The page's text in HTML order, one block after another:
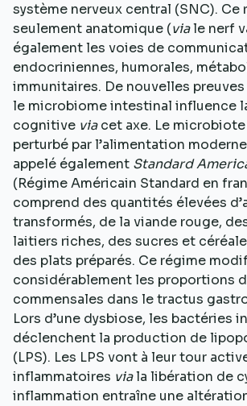
système nerveux central (SNC). Ce
seulement anatomique (viale nerf
également les voies de
endocriniennes, humorales,
immunitaires. De nouvelles
le microbiome intestinal influence
cognitive viacet axe. Le
perturbé par l’alimentation
appelé également Standard
(Régime Américain Standard en
comprend des quantités élevées
transformés, de la viande rouge,
laitiers riches, des sucres et
des plats préparés. Ce régime
considérablement les proportions
commensales dans le tractus
Lors d’une dysbiose, les bactéries
déclenchent la production de
(LPS). Les LPS vont à leur tour
inflammatoires viala libération de
inflammation entraîne une